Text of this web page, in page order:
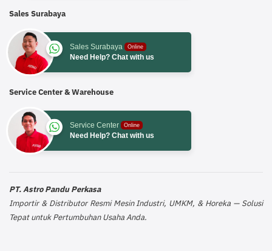
Sales Surabaya
Sales Surabaya Online
Need Help? Chat with us
Service Center & Warehouse
Service Center Online
Need Help? Chat with us
PT. Astro Pandu Perkasa
Importir & Distributor Resmi Mesin Industri, UMKM, & Horeka — Solusi
Tepat untuk Pertumbuhan Usaha Anda.